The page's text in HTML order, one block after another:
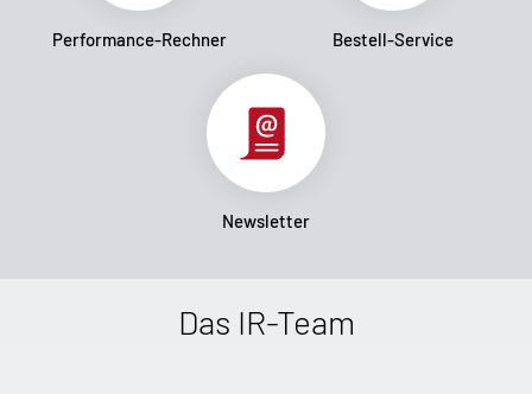
Performance-Rechner Bestell-Service
Newsletter
Das IR-Team